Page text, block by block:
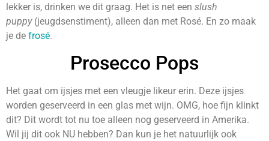
lekker is, drinken we dit graag. Het is net een slush
puppy(jeugdsenstiment), alleen dan met Rosé. En zo maak
je de frosé.
Prosecco Pops
Het gaat om ijsjes met een vleugje likeur erin. Deze ijsjes
worden geserveerd in een glas met wijn. OMG, hoe fijn klinkt
dit? Dit wordt tot nu toe alleen nog geserveerd in Amerika.
Wil jij dit ook NU hebben? Dan kun je het natuurlijk ook